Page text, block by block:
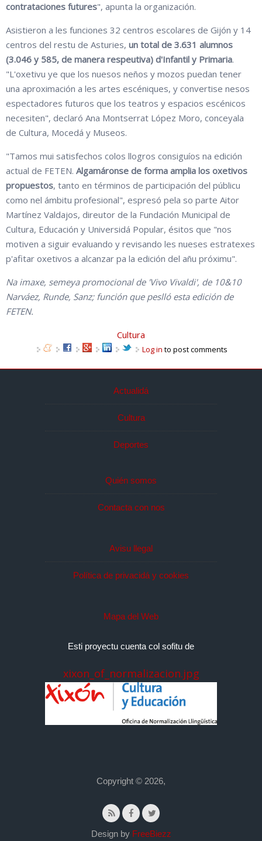
contrataciones futures", apunta la organización.
Asistieron a les funciones 32 centros escolares de Gijón y 14
centros del restu de Asturies, un total de 3.631 alumnos
(3.046 y 585, de manera respeutiva) d'Infantil y Primaria.
"L'oxetivu ye que los nuesos neños y mozos puedan tener
una aproximación a les artes escéniques, y convertise nesos
espectadores futuros que los teatros y espacios escénicos
necesiten", declaró Ana Montserrat López Moro, conceyala
de Cultura, Mocedá y Museos.
"Tamos mui satisfechos colos llogros consiguíos na edición
actual de FETEN. Algamáronse de forma amplia los oxetivos
propuestos, tanto en términos de participación del públicu
como nel ámbitu profesional", espresó pela so parte Aitor
Martínez Valdajos, direutor de la Fundación Municipal de
Cultura, Educación y Universidá Popular, ésitos que "nos
motiven a siguir evaluando y revisando les nueses estratexes
p'afitar oxetivos a alcanzar pa la edición del añu próximu".
Na imaxe, semeya promocional de 'Vivo Vivaldi', de 10&10
Narváez, Runde, Sanz; función que peslló esta edición de
FETEN.
Cultura
Log in to post comments
Actualidá
Cultura
Deportes
Quién somos
Contacta con nos
Avisu llegal
Política de privacidá y cookies
Mapa del Web
Esti proyectu cuenta col sofitu de
xixon_of_normalizacion.jpg
Copyright © 2026,
Design by FreeBiezz